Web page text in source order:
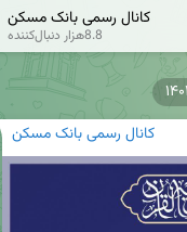
کانال رسمی بانک مسکن
8.8هزار دنبال‌کننده
کانال رسمی بانک مسکن